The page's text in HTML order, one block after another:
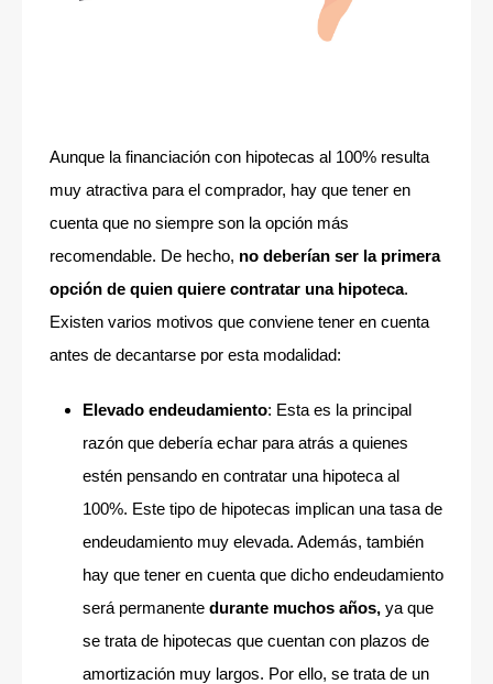
Aunque la financiación con hipotecas al 100% resulta
muy atractiva para el comprador, hay que tener en
cuenta que no siempre son la opción más
recomendable. De hecho, no deberían ser la primera
opción de quien quiere contratar una hipoteca.
Existen varios motivos que conviene tener en cuenta
antes de decantarse por esta modalidad:
Elevado endeudamiento: Esta es la principal
razón que debería echar para atrás a quienes
estén pensando en contratar una hipoteca al
100%. Este tipo de hipotecas implican una tasa de
endeudamiento muy elevada. Además, también
hay que tener en cuenta que dicho endeudamiento
será permanente durante muchos años, ya que
se trata de hipotecas que cuentan con plazos de
amortización muy largos. Por ello, se trata de un